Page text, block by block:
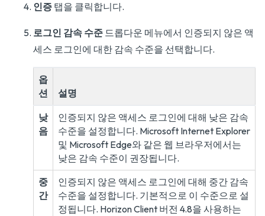
인증 탭을 클릭합니다.
로그인 감속 수준 드롭다운 메뉴에서 인증되지 않은 액
세스 로그인에 대한 감속 수준을 선택합니다.
옵
션
설명
낮
음
인증되지 않은 액세스 로그인에 대해 낮은 감속
수준을 설정합니다. Microsoft Internet Explorer
및 Microsoft Edge와 같은 웹 브라우저에서는
낮은 감속 수준이 권장됩니다.
중
간
인증되지 않은 액세스 로그인에 대해 중간 감속
수준을 설정합니다. 기본적으로 이 수준으로 설
정됩니다. Horizon Client 버전 4.8을 사용하는